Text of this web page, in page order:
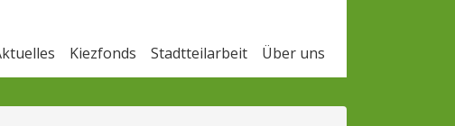
Kiezfonds Stadtteilarbeit Über uns